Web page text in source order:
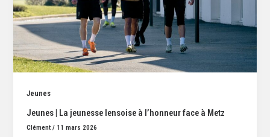
Jeunes
Jeunes | La jeunesse lensoise à l’honneur face à Metz
Clément/ 11 mars 2026